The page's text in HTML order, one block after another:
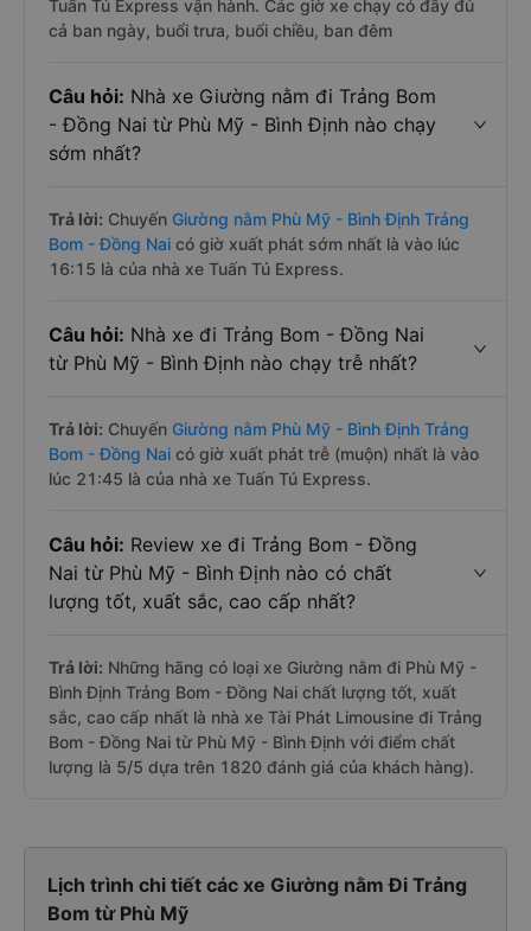
Tuấn Tú Express vận hành. Các giờ xe chạy có đầy đủ
cả ban ngày, buổi trưa, buổi chiều, ban đêm
Câu hỏi: Nhà xe Giường nằm đi Trảng Bom
- Đồng Nai từ Phù Mỹ - Bình Định nào chạy
sớm nhất?
Trả lời: Chuyến Giường nằm Phù Mỹ - Bình Định Trảng
Bom - Đồng Nai có giờ xuất phát sớm nhất là vào lúc
16:15 là của nhà xe Tuấn Tú Express.
Câu hỏi: Nhà xe đi Trảng Bom - Đồng Nai
từ Phù Mỹ - Bình Định nào chạy trễ nhất?
Trả lời: Chuyến Giường nằm Phù Mỹ - Bình Định Trảng
Bom - Đồng Nai có giờ xuất phát trễ (muộn) nhất là vào
lúc 21:45 là của nhà xe Tuấn Tú Express.
Câu hỏi: Review xe đi Trảng Bom - Đồng
Nai từ Phù Mỹ - Bình Định nào có chất
lượng tốt, xuất sắc, cao cấp nhất?
Trả lời: Những hãng có loại xe Giường nằm đi Phù Mỹ -
Bình Định Trảng Bom - Đồng Nai chất lượng tốt, xuất
sắc, cao cấp nhất là nhà xe Tài Phát Limousine đi Trảng
Bom - Đồng Nai từ Phù Mỹ - Bình Định với điểm chất
lượng là 5/5 dựa trên 1820 đánh giá của khách hàng).
Lịch trình chi tiết các xe Giường nằm Đi Trảng
Bom từ Phù Mỹ